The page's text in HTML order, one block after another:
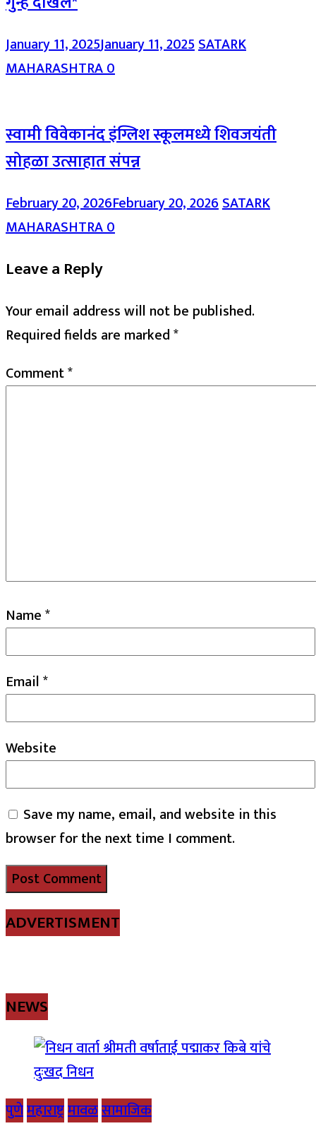
January 11, 2025January 11, 2025SATARK
MAHARASHTRA0
स्वामी विवेकानंद इंग्लिश स्कूलमध्ये शिवजयंती
सोहळा उत्साहात संपन्न
February 20, 2026February 20, 2026SATARK
MAHARASHTRA0
Leave a Reply
Your email address will not be published.
Required fields are marked*
Comment*
Name*
Email*
Website
Save my name, email, and website in this
browser for the next time I comment.
ADVERTISMENT
NEWS
पुणेमहाराष्ट्रमावळसामाजिक